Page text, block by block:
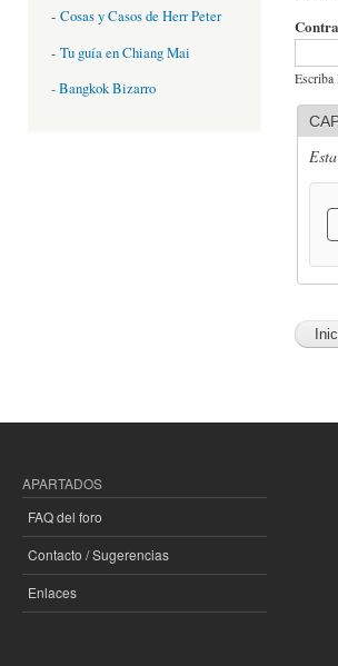
- Cosas y Casos de Herr Peter
- Tu guía en Chiang Mai
- Bangkok Bizarro
Escriba
APARTADOS
FAQ del foro
Contacto / Sugerencias
Enlaces